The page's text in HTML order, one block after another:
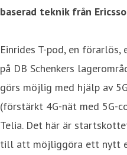
baserad teknik från
Einrides T-pod, en
på DB Schenkers
görs möjlig med hjälp av
(förstärkt 4G-nät med 5G-
Telia. Det här är
till att möjliggöra ett nytt